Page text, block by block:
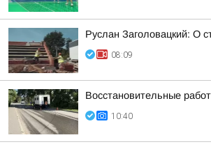
Руслан Заголовацкий: О
08:09
Восстановительные
10:40